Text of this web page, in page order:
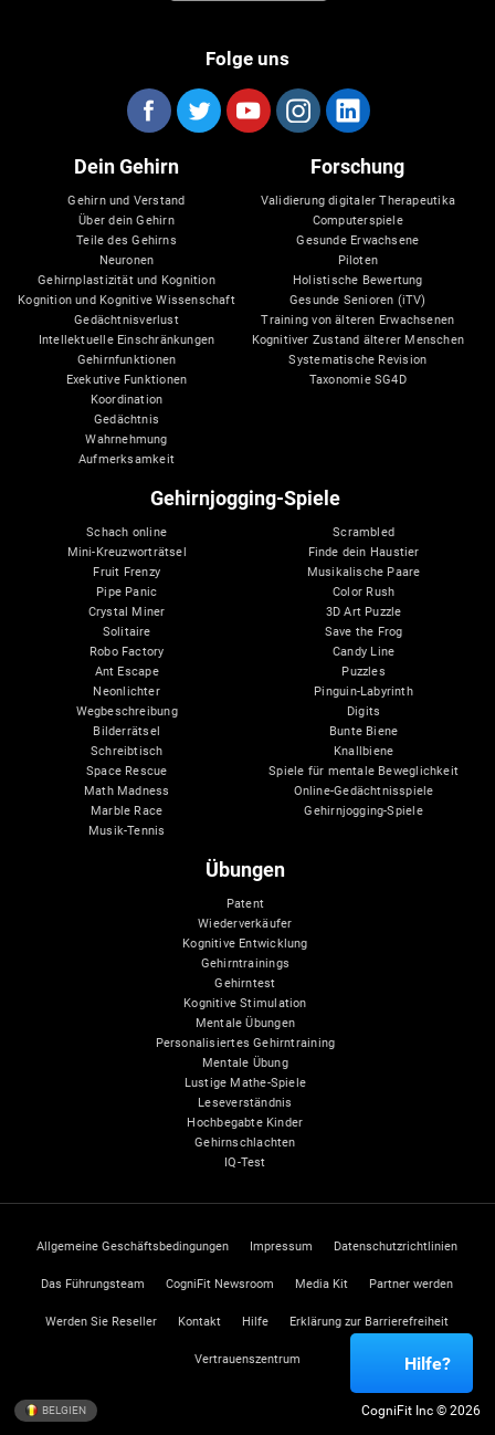
Folge uns
Dein Gehirn
Gehirn und Verstand
Über dein Gehirn
Teile des Gehirns
Neuronen
Gehirnplastizität und Kognition
Kognition und Kognitive Wissenschaft
Gedächtnisverlust
Intellektuelle Einschränkungen
Gehirnfunktionen
Exekutive Funktionen
Koordination
Gedächtnis
Wahrnehmung
Aufmerksamkeit
Forschung
Validierung digitaler Therapeutika
Computerspiele
Gesunde Erwachsene
Piloten
Holistische Bewertung
Gesunde Senioren (iTV)
Training von älteren Erwachsenen
Kognitiver Zustand älterer Menschen
Systematische Revision
Taxonomie SG4D
Gehirnjogging-Spiele
Schach online
Mini-Kreuzworträtsel
Fruit Frenzy
Pipe Panic
Crystal Miner
Solitaire
Robo Factory
Ant Escape
Neonlichter
Wegbeschreibung
Bilderrätsel
Schreibtisch
Space Rescue
Math Madness
Marble Race
Musik-Tennis
Scrambled
Finde dein Haustier
Musikalische Paare
Color Rush
3D Art Puzzle
Save the Frog
Candy Line
Puzzles
Pinguin-Labyrinth
Digits
Bunte Biene
Knallbiene
Spiele für mentale Beweglichkeit
Online-Gedächtnisspiele
Gehirnjogging-Spiele
Übungen
Patent
Wiederverkäufer
Kognitive Entwicklung
Gehirntrainings
Gehirntest
Kognitive Stimulation
Mentale Übungen
Personalisiertes Gehirntraining
Mentale Übung
Lustige Mathe-Spiele
Leseverständnis
Hochbegabte Kinder
Gehirnschlachten
IQ-Test
Allgemeine Geschäftsbedingungen Impressum Datenschutzrichtlinien
Das Führungsteam CogniFit Newsroom Media Kit Partner werden
Werden Sie Reseller Kontakt Hilfe Erklärung zur Barrierefreiheit
Vertrauenszentrum
BELGIEN CogniFit Inc © 2026
Hilfe?